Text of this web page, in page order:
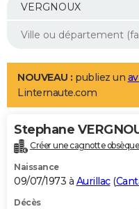
Mobiles
Meilleur smartphone
Internet
Ordinateurs
Jeux vidéo
Guide high-tech
Aménagement intérieur
LIFESTYLE
Art de vivre
Bien-être
Loisirs
Mode
Modes de vie
Alimentation
Guide de la santé
Maladies
Médicaments
Sommeil
VOYAGE
Destinations
City break
Voyage nature
Voyage de noces
Forum
Climat
+PHOTO
GUIDES D'ACHAT
NOUVEAU : publiez un
Linternaute.com
Stephane
Créer une cagnotte
Naissance
09/07/1973 à Aurillac(
Décès